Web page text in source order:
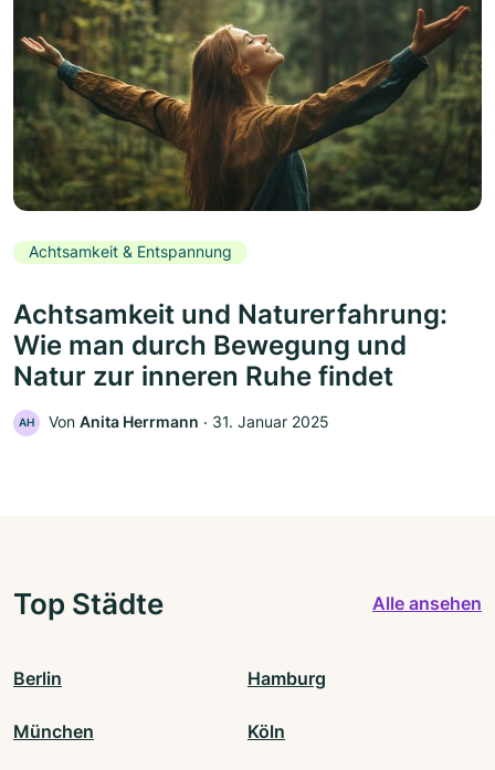
Achtsamkeit & Entspannung
Achtsamkeit und Naturerfahrung:
Wie man durch Bewegung und
Natur zur inneren Ruhe findet
AH Von Anita Herrmann ‧ 31. Januar 2025
Top Städte Alle ansehen
Berlin Hamburg
München Köln